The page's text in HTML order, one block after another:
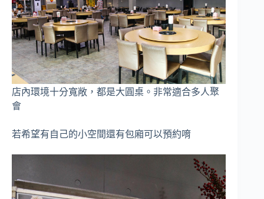
店內環境十分寬敞，都是大圓桌。非常適合多人聚
會
若希望有自己的小空間還有包廂可以預約唷